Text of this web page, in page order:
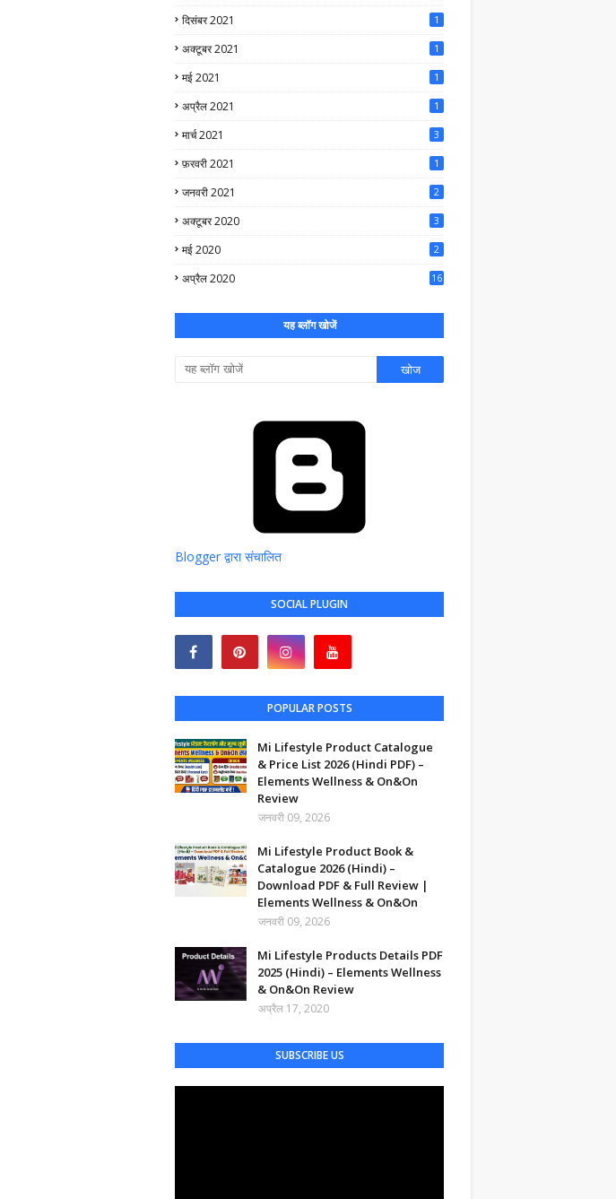
दिसंबर 2021 1
अक्टूबर 2021 1
मई 2021 1
अप्रैल 2021 1
मार्च 2021 3
फ़रवरी 2021 1
जनवरी 2021 2
अक्टूबर 2020 3
मई 2020 2
अप्रैल 2020 16
यह ब्लॉग खोजें
Blogger द्वारा संचालित
SOCIAL PLUGIN
POPULAR POSTS
Mi Lifestyle Product Catalogue
& Price List 2026 (Hindi PDF) –
Elements Wellness & On&On
Review
जनवरी 09, 2026
Mi Lifestyle Product Book &
Catalogue 2026 (Hindi) –
Download PDF & Full Review |
Elements Wellness & On&On
जनवरी 09, 2026
Mi Lifestyle Products Details PDF
2025 (Hindi) – Elements Wellness
& On&On Review
अप्रैल 17, 2020
SUBSCRIBE US